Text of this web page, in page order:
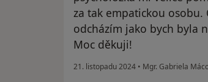
za tak empatickou osobu.
odcházím jako bych byla
Moc děkuji!
21. listopadu 2024 • Mgr. Gabriela